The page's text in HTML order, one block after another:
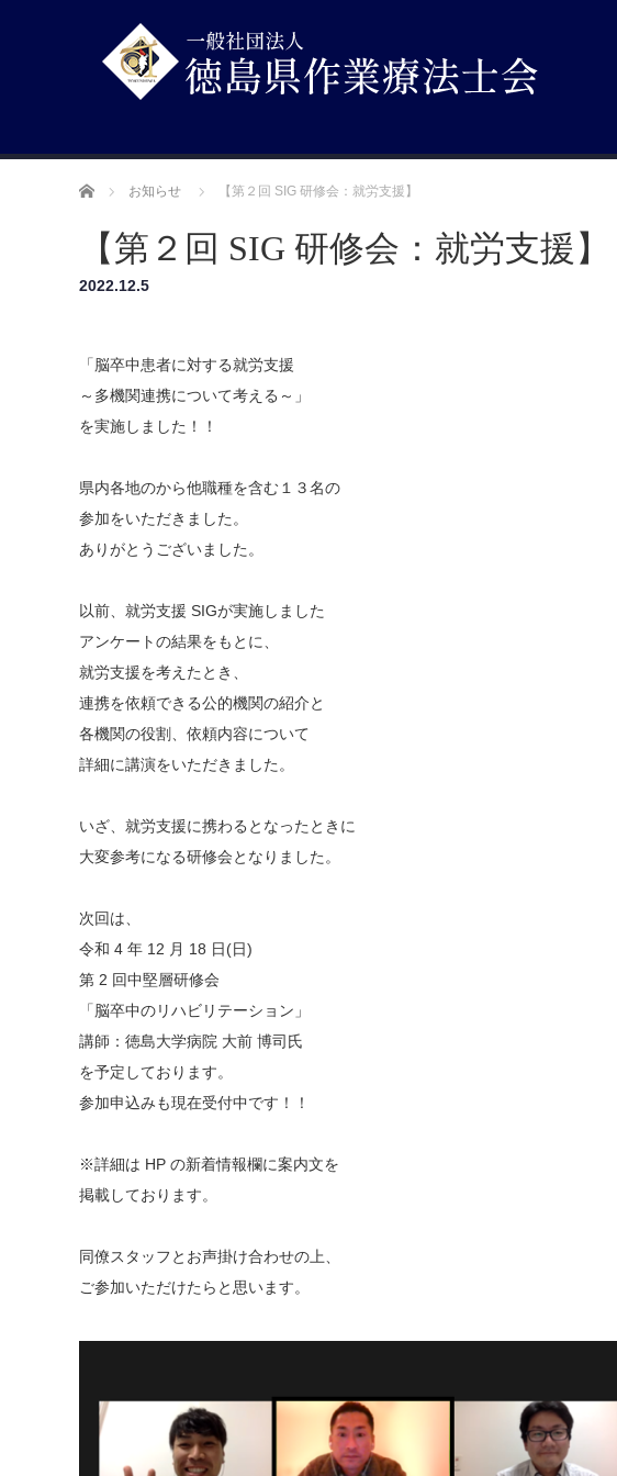
ホーム お知らせ 【第２回 SIG 研修会：就労支援】
【第２回 SIG 研修会：就労支援】
2022.12.5
「脳卒中患者に対する就労支援
～多機関連携について考える～」
を実施しました！！
県内各地のから他職種を含む１３名の
参加をいただきました。
ありがとうございました。
以前、就労支援 SIGが実施しました
アンケートの結果をもとに、
就労支援を考えたとき、
連携を依頼できる公的機関の紹介と
各機関の役割、依頼内容について
詳細に講演をいただきました。
いざ、就労支援に携わるとなったときに
大変参考になる研修会となりました。
次回は、
令和 4 年 12 月 18 日(日)
第 2 回中堅層研修会
「脳卒中のリハビリテーション」
講師：徳島大学病院 大前 博司氏
を予定しております。
参加申込みも現在受付中です！！
※詳細は HP の新着情報欄に案内文を
掲載しております。
同僚スタッフとお声掛け合わせの上、
ご参加いただけたらと思います。